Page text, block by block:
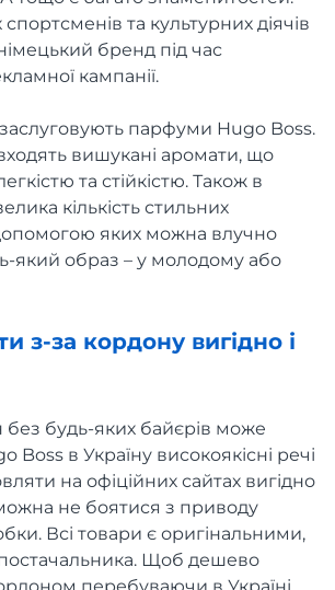
та культурних діячів
бренд під час
кампанії.
парфуми Hugo Boss.
входять вишукані аромати, що
та стійкістю. Також в
кількість стильних
яких можна влучно
який образ – у молодому або
з-за кордону вигідно і
без будь-яких байєрів може
Boss в Україну високоякісні речі
на офіційних сайтах вигідно
не боятися з приводу
Всі товари є оригінальними,
постачальника. Щоб дешево